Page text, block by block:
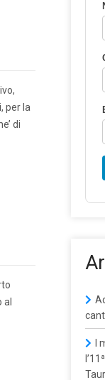
per la
di
I